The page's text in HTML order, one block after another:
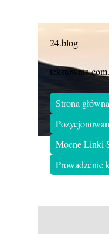
24.blog
Strona główna
Mocne Linki
Prowadzenie